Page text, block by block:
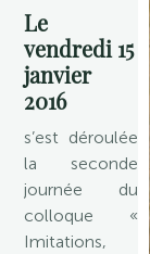
Le
vendredi 15
janvier
2016
s’est déroulée
la seconde
journée du
colloque «
Imitations,